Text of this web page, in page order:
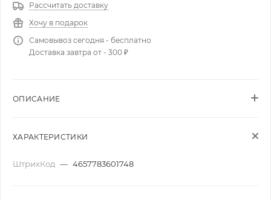
Рассчитать доставку
Хочу в подарок
Самовывоз сегодня - бесплатно
Доставка завтра от - 300 ₽
ОПИСАНИЕ
ХАРАКТЕРИСТИКИ
ШтрихКод — 4657783601748